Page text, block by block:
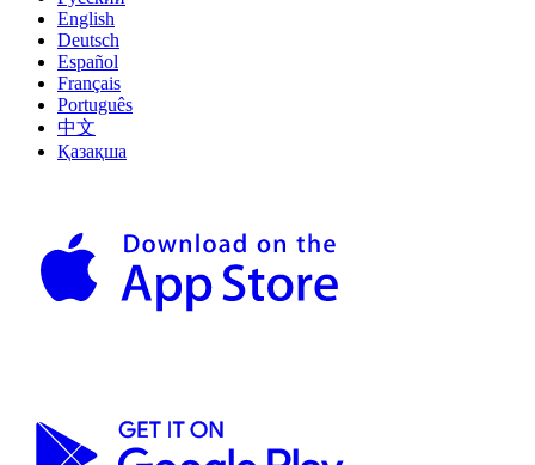
English
Deutsch
Español
Français
Português
中文
Қазақша